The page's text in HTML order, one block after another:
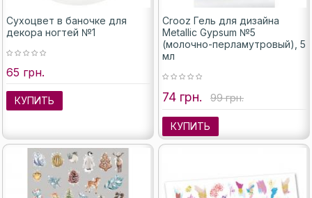
Сухоцвет в баночке для
декора ногтей №1
65 грн.
КУПИТЬ
Crooz Гель для дизайна
Metallic Gypsum №5
(молочно-перламутровый), 5
мл
74 грн. 99 грн.
КУПИТЬ